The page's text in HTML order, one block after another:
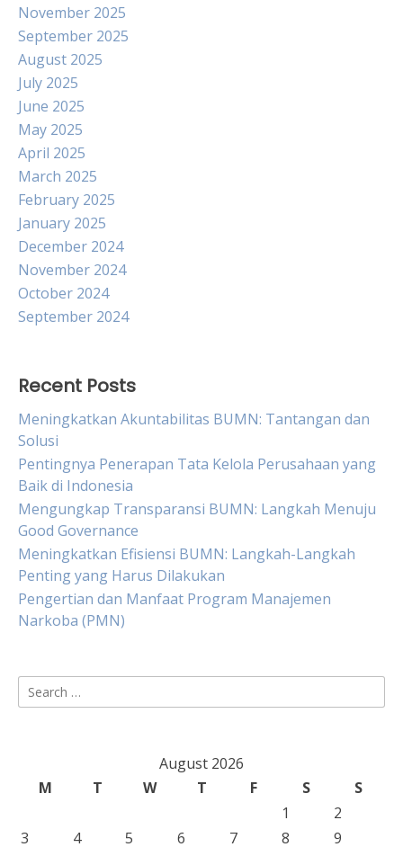
November 2025
September 2025
August 2025
July 2025
June 2025
May 2025
April 2025
March 2025
February 2025
January 2025
December 2024
November 2024
October 2024
September 2024
Recent Posts
Meningkatkan Akuntabilitas BUMN: Tantangan dan
Solusi
Pentingnya Penerapan Tata Kelola Perusahaan yang
Baik di Indonesia
Mengungkap Transparansi BUMN: Langkah Menuju
Good Governance
Meningkatkan Efisiensi BUMN: Langkah-Langkah
Penting yang Harus Dilakukan
Pengertian dan Manfaat Program Manajemen
Narkoba (PMN)
Search
for:
August 2026
M
T W T F S
S
1
2
3
4 5 6 7 8 9